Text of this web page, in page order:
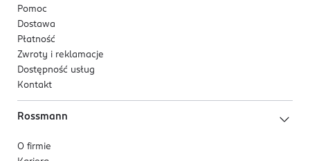
Pomoc
Dostawa
Płatność
Zwroty i reklamacje
Dostępność usług
Kontakt
Rossmann
O firmie